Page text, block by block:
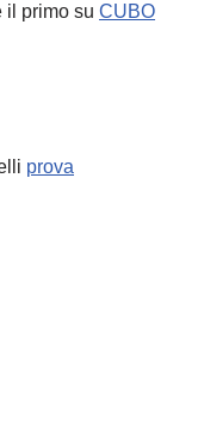
il primo su CUBO
prova